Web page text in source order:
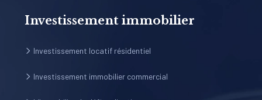
Investissement immobilier
Investissement locatif résidentiel
Investissement immobilier commercial